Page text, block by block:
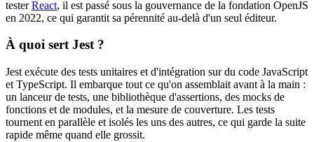
testerReact, il est passé sous la gouvernance de la fondation OpenJS
en 2022, ce qui garantit sa pérennité au-delà d'un seul éditeur.
À quoi sert Jest ?
Jest exécute des tests unitaires et d'intégration sur du code JavaScript
et TypeScript. Il embarque tout ce qu'on assemblait avant à la main :
un lanceur de tests, une bibliothèque d'assertions, des mocks de
fonctions et de modules, et la mesure de couverture. Les tests
tournent en parallèle et isolés les uns des autres, ce qui garde la suite
rapide même quand elle grossit.